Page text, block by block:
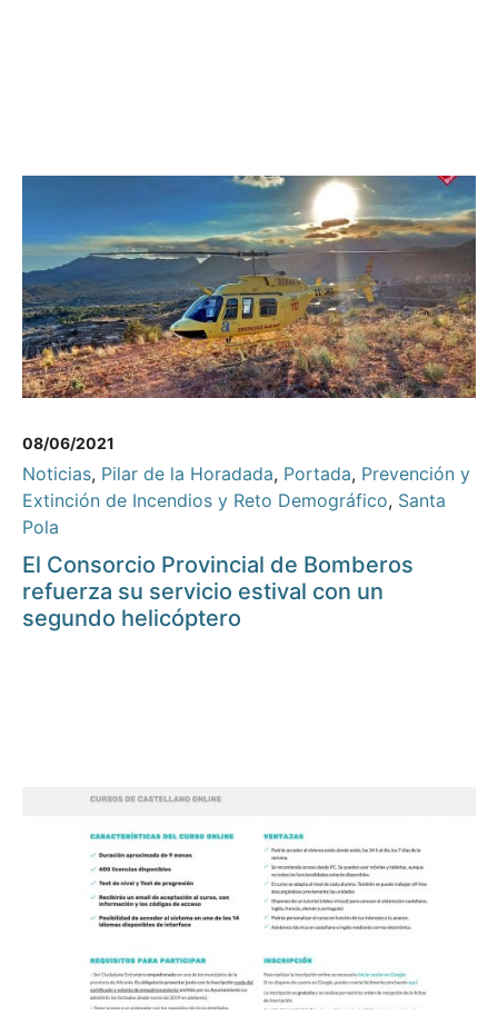
08/06/2021
Noticias, Pilar de la Horadada, Portada, Prevención y
Extinción de Incendios y Reto Demográfico, Santa
Pola
El Consorcio Provincial de Bomberos
refuerza su servicio estival con un
segundo helicóptero